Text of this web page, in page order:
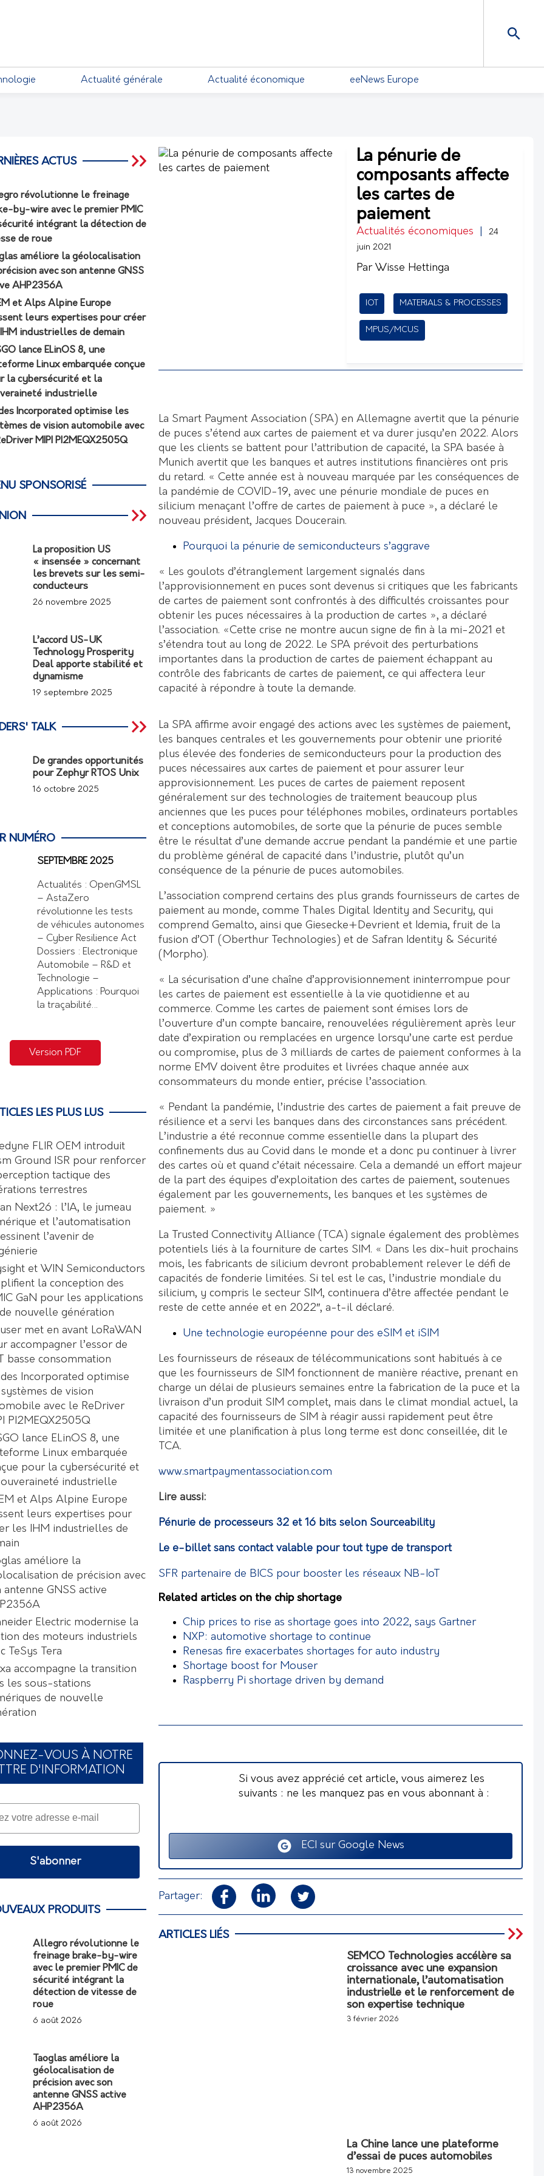
Actualité générale Actualité économique eeNews Europe
La pénurie de
composants affecte
les cartes de
paiement
Actualités économiques
24
juin 2021
Par Wisse Hettinga
IOT MATERIALS & PROCESSES
MPUS/MCUS
La Smart Payment Association (SPA) en Allemagne avertit que la pénurie
de puces s’étend aux cartes de paiement et va durer jusqu’en 2022. Alors
que les clients se battent pour l’attribution de capacité, la SPA basée à
Munich avertit que les banques et autres institutions financières ont pris
du retard. « Cette année est à nouveau marquée par les conséquences de
la pandémie de COVID-19, avec une pénurie mondiale de puces en
silicium menaçant l’offre de cartes de paiement à puce », a déclaré le
nouveau président, Jacques Doucerain.
Pourquoi la pénurie de semiconducteurs s’aggrave
« Les goulots d’étranglement largement signalés dans
l’approvisionnement en puces sont devenus si critiques que les fabricants
de cartes de paiement sont confrontés à des difficultés croissantes pour
obtenir les puces nécessaires à la production de cartes », a déclaré
l’association. «Cette crise ne montre aucun signe de fin à la mi-2021 et
s’étendra tout au long de 2022. Le SPA prévoit des perturbations
importantes dans la production de cartes de paiement échappant au
contrôle des fabricants de cartes de paiement, ce qui affectera leur
capacité à répondre à toute la demande.
La SPA affirme avoir engagé des actions avec les systèmes de paiement,
les banques centrales et les gouvernements pour obtenir une priorité
plus élevée des fonderies de semiconducteurs pour la production des
puces nécessaires aux cartes de paiement et pour assurer leur
approvisionnement. Les puces de cartes de paiement reposent
généralement sur des technologies de traitement beaucoup plus
anciennes que les puces pour téléphones mobiles, ordinateurs portables
et conceptions automobiles, de sorte que la pénurie de puces semble
être le résultat d’une demande accrue pendant la pandémie et une partie
du problème général de capacité dans l’industrie, plutôt qu’un
conséquence de la pénurie de puces automobiles.
L’association comprend certains des plus grands fournisseurs de cartes de
paiement au monde, comme Thales Digital Identity and Security, qui
comprend Gemalto, ainsi que Giesecke+Devrient et Idemia, fruit de la
fusion d’OT (Oberthur Technologies) et de Safran Identity & Sécurité
(Morpho).
« La sécurisation d’une chaîne d’approvisionnement ininterrompue pour
les cartes de paiement est essentielle à la vie quotidienne et au
commerce. Comme les cartes de paiement sont émises lors de
l’ouverture d’un compte bancaire, renouvelées régulièrement après leur
date d’expiration ou remplacées en urgence lorsqu’une carte est perdue
ou compromise, plus de 3 milliards de cartes de paiement conformes à la
norme EMV doivent être produites et livrées chaque année aux
consommateurs du monde entier, précise l’association.
« Pendant la pandémie, l’industrie des cartes de paiement a fait preuve de
résilience et a servi les banques dans des circonstances sans précédent.
L’industrie a été reconnue comme essentielle dans la plupart des
confinements dus au Covid dans le monde et a donc pu continuer à livrer
des cartes où et quand c’était nécessaire. Cela a demandé un effort majeur
de la part des équipes d’exploitation des cartes de paiement, soutenues
également par les gouvernements, les banques et les systèmes de
paiement. »
La Trusted Connectivity Alliance (TCA) signale également des problèmes
potentiels liés à la fourniture de cartes SIM. « Dans les dix-huit prochains
mois, les fabricants de silicium devront probablement relever le défi de
capacités de fonderie limitées. Si tel est le cas, l’industrie mondiale du
silicium, y compris le secteur SIM, continuera d’être affectée pendant le
reste de cette année et en 2022″, a-t-il déclaré.
Une technologie européenne pour des eSIM et iSIM
Les fournisseurs de réseaux de télécommunications sont habitués à ce
que les fournisseurs de SIM fonctionnent de manière réactive, prenant en
charge un délai de plusieurs semaines entre la fabrication de la puce et la
livraison d’un produit SIM complet, mais dans le climat mondial actuel, la
capacité des fournisseurs de SIM à réagir aussi rapidement peut être
limitée et une planification à plus long terme est donc conseillée, dit le
TCA.
www.smartpaymentassociation.com
Lire aussi:
Pénurie de processeurs 32 et 16 bits selon Sourceability
Le e-billet sans contact valable pour tout type de transport
SFR partenaire de BICS pour booster les réseaux NB-IoT
Related articles on the chip shortage
Chip prices to rise as shortage goes into 2022, says Gartner
NXP: automotive shortage to continue
Renesas fire exacerbates shortages for auto industry
Shortage boost for Mouser
Raspberry Pi shortage driven by demand
Si vous avez apprécié cet article, vous aimerez les
suivants : ne les manquez pas en vous abonnant à :
ECI sur Google News
Partager:
ARTICLES LIÉS
SEMCO Technologies accélère sa
croissance avec une expansion
internationale, l’automatisation
industrielle et le renforcement de
son expertise technique
3 février 2026
La Chine lance une plateforme
d’essai de puces automobiles
13 novembre 2025
ACTUS
révolutionne le freinage
by-wire avec le premier PMIC
intégrant la détection de
de roue
améliore la géolocalisation
avec son antenne GNSS
AHP2356A
et Alps Alpine Europe
leurs expertises pour créer
industrielles de demain
lance ELinOS 8, une
Linux embarquée conçue
la cybersécurité et la
industrielle
Incorporated optimise les
de vision automobile avec
MIPI PI2MEQX2505Q
SPONSORISÉ
La proposition US
« insensée » concernant
les brevets sur les semi-
conducteurs
26 novembre 2025
L’accord US-UK
Technology Prosperity
Deal apporte stabilité et
dynamisme
19 septembre 2025
TALK
De grandes opportunités
pour Zephyr RTOS Unix
16 octobre 2025
NUMÉRO
SEPTEMBRE 2025
Actualités : OpenGMSL
– AstaZero
révolutionne les tests
de véhicules autonomes
– Cyber Resilience Act
Dossiers : Electronique
Automobile – R&D et
Technologie –
Applications : Pourquoi
la traçabilité…
Version PDF
LES PLUS LUS
FLIR OEM introduit
Ground ISR pour renforcer
tactique des
terrestres
Next26 : l’IA, le jumeau
et l’automatisation
l’avenir de
et WIN Semiconductors
la conception des
GaN pour les applications
nouvelle génération
met en avant LoRaWAN
accompagner l’essor de
basse consommation
Incorporated optimise
de vision
avec le ReDriver
PI2MEQX2505Q
lance ELinOS 8, une
Linux embarquée
pour la cybersécurité et
industrielle
et Alps Alpine Europe
leurs expertises pour
les IHM industrielles de
améliore la
de précision avec
antenne GNSS active
Electric modernise la
des moteurs industriels
TeSys Tera
accompagne la transition
les sous-stations
de nouvelle
VOUS À NOTRE
D'INFORMATION
S'abonner
PRODUITS
Allegro révolutionne le
freinage brake-by-wire
avec le premier PMIC de
sécurité intégrant la
détection de vitesse de
roue
6 août 2026
Taoglas améliore la
géolocalisation de
précision avec son
antenne GNSS active
AHP2356A
6 août 2026